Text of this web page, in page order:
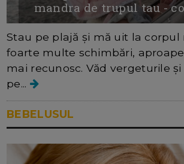
mandra de trupul tau -
Stau pe plajă și mă uit la corpul
foarte multe schimbări,
mai recunosc. Văd vergeturile
pe...
BEBELUSUL